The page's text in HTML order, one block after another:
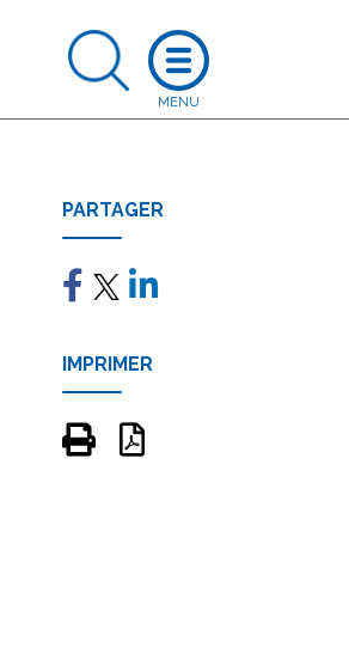
PARTAGER
IMPRIMER